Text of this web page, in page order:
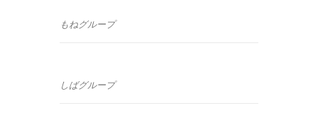
もねグループ
しばグループ